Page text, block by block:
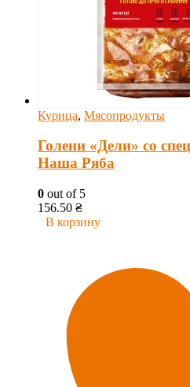
Курица, Мясопродукты
Голени «Дели» со
Наша Ряба
0 out of 5
156.50 ₴
В корзину